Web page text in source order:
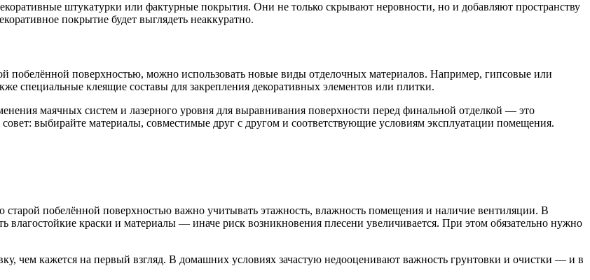
штукатурки или фактурные покрытия. Они не только скрывают неровности, но и добавляют пространству
покрытие будет выглядеть неаккуратно.
побелённой поверхностью, можно использовать новые виды отделочных материалов. Например, гипсовые или
специальные клеящие составы для закрепления декоративных элементов или плитки.
маячных систем и лазерного уровня для выравнивания поверхности перед финальной отделкой — это
выбирайте материалы, совместимые друг с другом и соответствующие условиям эксплуатации помещения.
побелённой поверхностью важно учитывать этажность, влажность помещения и наличие вентиляции. В
краски и материалы — иначе риск возникновения плесени увеличивается. При этом обязательно нужно
чем кажется на первый взгляд. В домашних условиях зачастую недооценивают важность грунтовки и очистки — и в